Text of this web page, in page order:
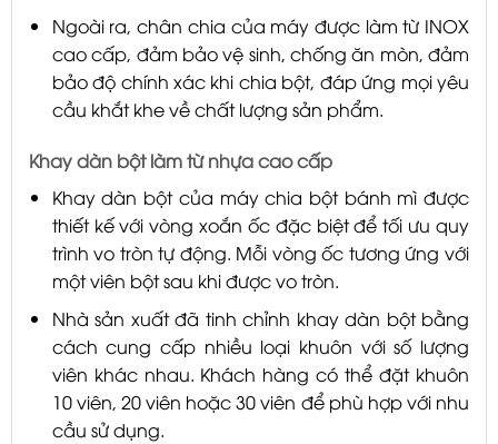
Ngoài ra, chân chia của máy được làm từ INOX
cao cấp, đảm bảo vệ sinh, chống ăn mòn, đảm
bảo độ chính xác khi chia bột, đáp ứng mọi yêu
cầu khắt khe về chất lượng sản phẩm.
Khay dàn bột làm từ nhựa cao cấp
Khay dàn bột của máy chia bột bánh mì được
thiết kế với vòng xoắn ốc đặc biệt để tối ưu quy
trình vo tròn tự động. Mỗi vòng ốc tương ứng với
một viên bột sau khi được vo tròn.
Nhà sản xuất đã tinh chỉnh khay dàn bột bằng
cách cung cấp nhiều loại khuôn với số lượng
viên khác nhau. Khách hàng có thể đặt khuôn
10 viên, 20 viên hoặc 30 viên để phù hợp với nhu
cầu sử dụng.